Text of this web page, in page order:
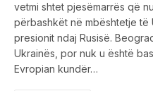
vetmi shtet pjesëmarrës që
përbashkët në mbështetje të
presionit ndaj Rusisë.
Ukrainës, por nuk u është
Evropian kundër…